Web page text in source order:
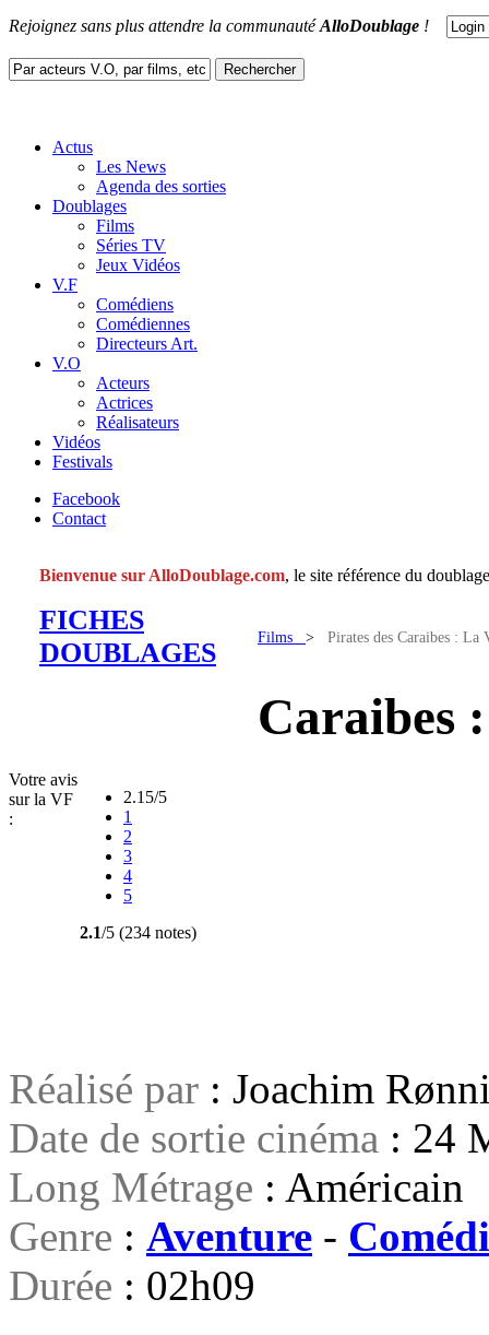
Rejoignez sans plus attendre la communautéAlloDoublage !
Actus
Les News
Agenda des sorties
Doublages
Films
Séries TV
Jeux Vidéos
V.F
Comédiens
Comédiennes
Directeurs Art.
V.O
Acteurs
Actrices
Réalisateurs
Vidéos
Festivals
Facebook
Contact
Bienvenue sur AlloDoublage.com, le site référence du
FICHES
DOUBLAGES
Films > Pirates des Caraibes : La
Caraibes
Votre avis
sur la VF
:
2.15/5
1
2
3
4
5
2.1/5 (234 notes)
Réalisé par : Joachim
Date de sortie cinéma : 24
Long Métrage : Américain
Genre : Aventure -
Durée : 02h09